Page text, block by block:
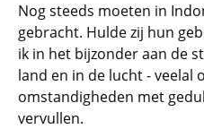
Nog steeds moeten in
gebracht. Hulde zij hun
ik in het bijzonder aan de
land en in de lucht - veelal
omstandigheden met
vervullen.